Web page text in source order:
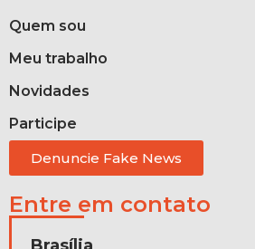
Quem sou
Meu trabalho
Novidades
Participe
Denuncie Fake News
Entre em contato